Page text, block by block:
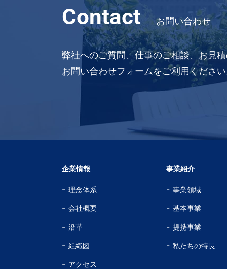
Contact お問い合わせ
弊社へのご質問、仕事のご相談、お見
お問い合わせフォームをご利用くださ
企業情報
理念体系
会社概要
沿革
組織図
アクセス
事業紹介
事業領域
基本事業
提携事業
私たちの特長